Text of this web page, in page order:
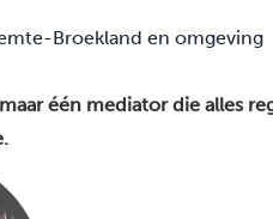
Broekland en omgeving
één mediator die alles